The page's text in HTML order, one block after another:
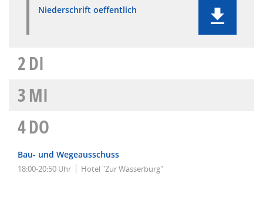
Niederschrift oeffentlich
2DI
3MI
4DO
Bau- und Wegeausschuss
18:00-20:50 Uhr Hotel "Zur Wasserburg"